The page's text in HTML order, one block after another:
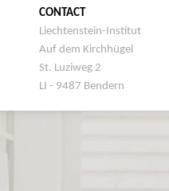
CONTACT
Liechtenstein-Institut
Auf dem Kirchhügel
St. Luziweg 2
LI - 9487 Bendern